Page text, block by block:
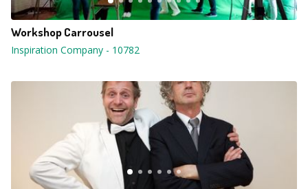
Workshop Carrousel
Inspiration Company - 10782